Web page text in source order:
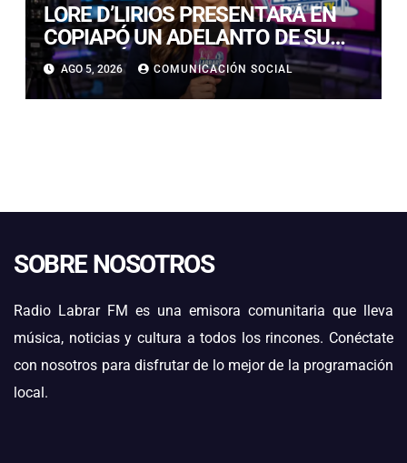
LORE D’LIRIOS PRESENTARÁ EN
COPIAPÓ UN ADELANTO DE SU
NUEVO ÁLBUM “FRUTOS Y
RAÍCES”
AGO 5, 2026 COMUNICACIÓN SOCIAL
SOBRE NOSOTROS
Radio Labrar FM es una emisora comunitaria que lleva
música, noticias y cultura a todos los rincones. Conéctate
con nosotros para disfrutar de lo mejor de la programación
local.